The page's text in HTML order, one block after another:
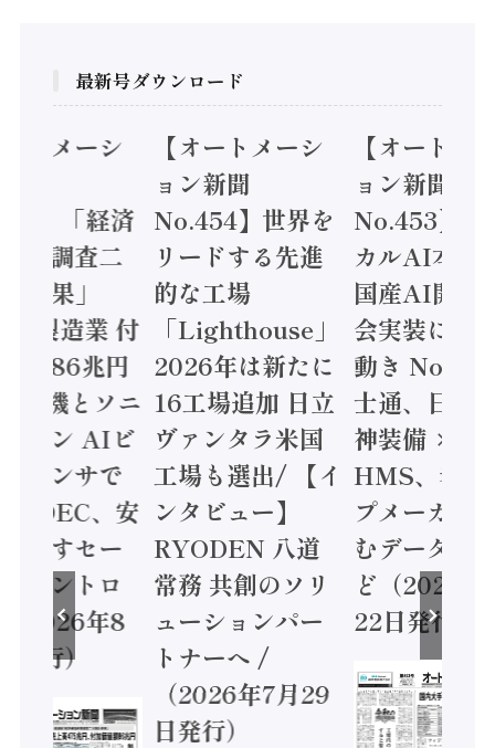
最新号ダウンロード
トメーシ
】「経済
態調査二
結果」
年製造業 付
額86兆円
電機とソニ
コン AIビ
センサで
/ IDEC、安
かすセー
コントロ
2026年8
発行）
【オートメーシ
ョン新聞
No.454】世界を
リードする先進
的な工場
「Lighthouse」
2026年は新たに
16工場追加 日立
ヴァンタラ米国
工場も選出/ 【イ
ンタビュー】
RYODEN 八道
常務 共創のソリ
ューションパー
トナーへ /
（2026年7月29
日発行）
【オートメ
ョン新聞
No.453】フ
カルAI本格
国産AI開発
会実装に活
動き
士通、日立
神装備 ×
HMS、老舗
プメーカー
むデータ活
ど（2026年
22日発行）